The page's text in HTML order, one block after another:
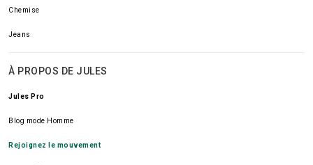
Chemise
Jeans
À PROPOS DE JULES
Jules Pro
Blog mode Homme
Rejoignez le mouvement